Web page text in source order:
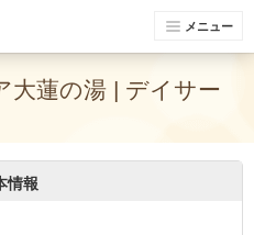
メニュー
大蓮の湯 | デイサー
情報